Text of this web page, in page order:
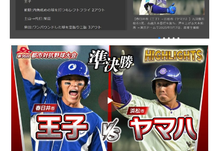
053-488-5127
10:00〜19:00 水曜定休
053-430-5123
10:00〜19:00 水曜定休